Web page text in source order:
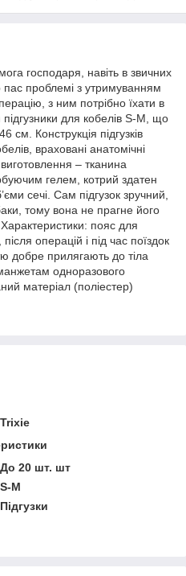
господаря, навіть в звичних
проблемі з утримуванням
з ним потрібно їхати в
для кобелів S-M, що
см. Конструкція підгузків
враховані анатомічні
– тканина
гелем, котрий здатен
сечі. Сам підгузок зручний,
тому вона не прагне його
пояс для
операцій і під час поїздок
добре прилягають до тіла
одноразового
матеріал (поліестер)
Trixie
До 20 шт. шт
S-M
Підгузки